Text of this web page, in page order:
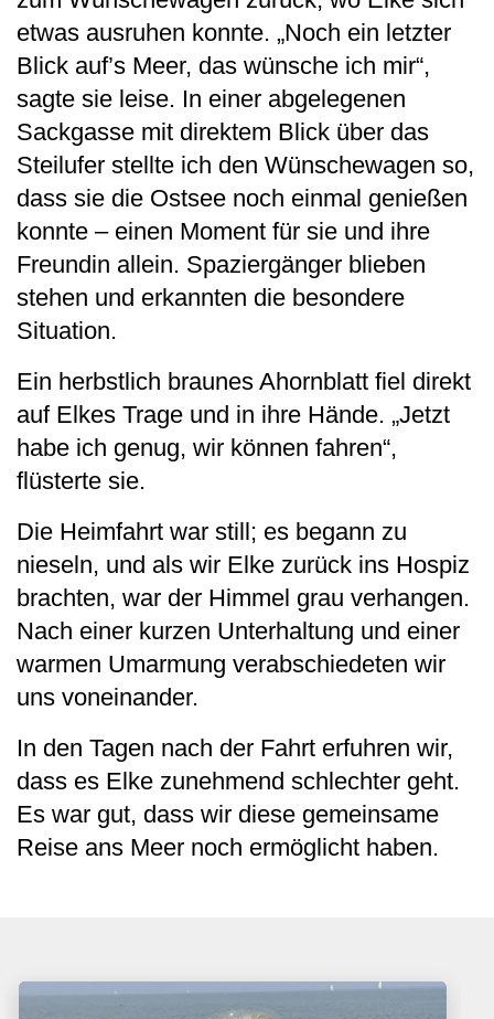
etwas ausruhen konnte. „Noch ein letzter
Blick auf’s Meer, das wünsche ich mir“,
sagte sie leise. In einer abgelegenen
Sackgasse mit direktem Blick über das
Steilufer stellte ich den Wünschewagen so,
dass sie die Ostsee noch einmal genießen
konnte – einen Moment für sie und ihre
Freundin allein. Spaziergänger blieben
stehen und erkannten die besondere
Situation.
Ein herbstlich braunes Ahornblatt fiel direkt
auf Elkes Trage und in ihre Hände. „Jetzt
habe ich genug, wir können fahren“,
flüsterte sie.
Die Heimfahrt war still; es begann zu
nieseln, und als wir Elke zurück ins Hospiz
brachten, war der Himmel grau verhangen.
Nach einer kurzen Unterhaltung und einer
warmen Umarmung verabschiedeten wir
uns voneinander.
In den Tagen nach der Fahrt erfuhren wir,
dass es Elke zunehmend schlechter geht.
Es war gut, dass wir diese gemeinsame
Reise ans Meer noch ermöglicht haben.